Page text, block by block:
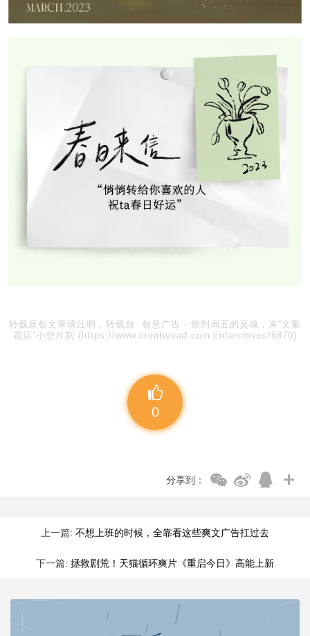
转载原创文章请注明，转载自: 创意广告 - 熬到周五的灵魂，来“文案
花店”小憩片刻 (https://www.creativead.com.cn/archives/6870)
0
分享到：
上一篇: 不想上班的时候，全靠看这些爽文广告扛过去
下一篇: 拯救剧荒！天猫循环爽片《重启今日》高能上新